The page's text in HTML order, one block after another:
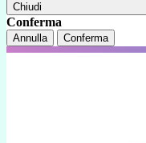
Chiudi
Conferma
Annulla Conferma